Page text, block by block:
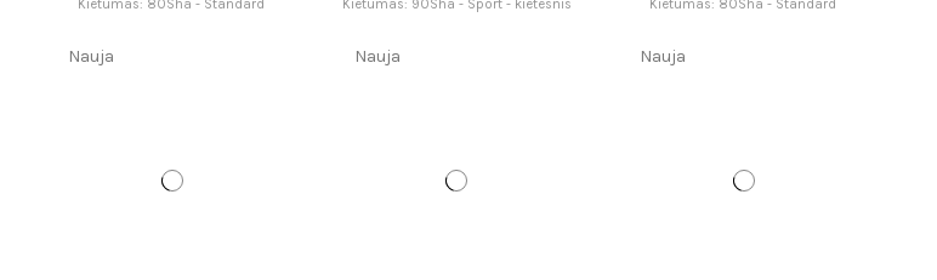
Kietumas: 80Sha - Standard Kietumas: 90Sha - Sport - kietesnis Kietumas: 80Sha - Standard
Nauja Nauja Nauja